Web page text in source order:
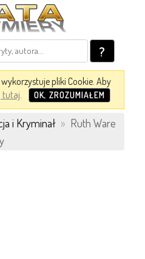
?
pliki Cookie. Aby
tutaj. OK, ZROZUMIAŁEM
i Kryminał » Ruth Ware